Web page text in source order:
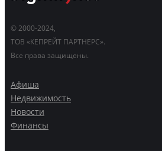
© 2000-2024,
ТОВ «КЕПРЕЙТ ПАРТНЕРС».
Все права защищены.
Афиша
Недвижимость
Новости
Финансы